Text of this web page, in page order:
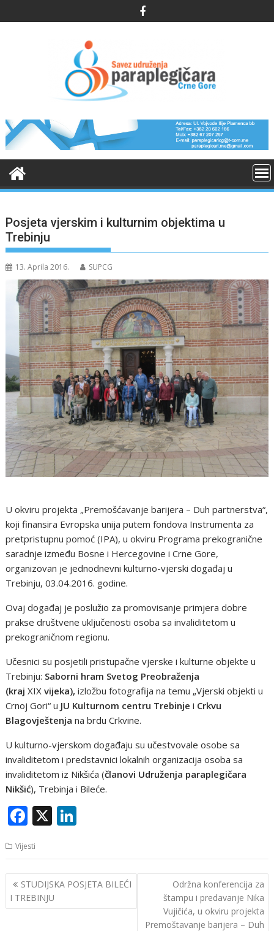
to
Posjeta vjerskim i kulturnim objektima u
Trebinju
13. Aprila 2016. SUPCG
U okviru projekta „Premošćavanje barijera – Duh partnerstva“,
koji finansira Evropska unija putem fondova Instrumenta za
pretpristupnu pomoć (IPA), u okviru Programa prekogranične
saradnje između Bosne i Hercegovine i Crne Gore,
organizovan je jednodnevni kulturno-vjerski događaj u
Trebinju, 03.04.2016. godine.
Ovaj događaj je poslužio za promovisanje primjera dobre
prakse društvene uključenosti osoba sa invaliditetom u
prekograničnom regionu.
Učesnici su posjetili pristupačne vjerske i kulturne objekte u
Trebinju: Saborni hram Svetog Preobraženja
(kraj XIXvijeka), izložbu fotografija na temu „Vjerski objekti u
Crnoj Gori“ u JU Kulturnom centru Trebinje i Crkvu
Blagovještenja na brdu Crkvine.
U kulturno-vjerskom događaju su učestvovale osobe sa
invaliditetom i predstavnici lokalnih organizacija osoba sa
invaliditetom iz Nikšića (članovi Udruženja paraplegičara
Nikšić), Trebinja i Bileće.
F
e
b
o
o
X
k
e
dI
n
Vijesti
Navigacija
članaka
STUDIJSKA POSJETA BILEĆI
I TREBINJU
Održna konferencija za
štampu i predavanje Nika
Vujičića, u okviru projekta
Premoštavanje barijera – Duh